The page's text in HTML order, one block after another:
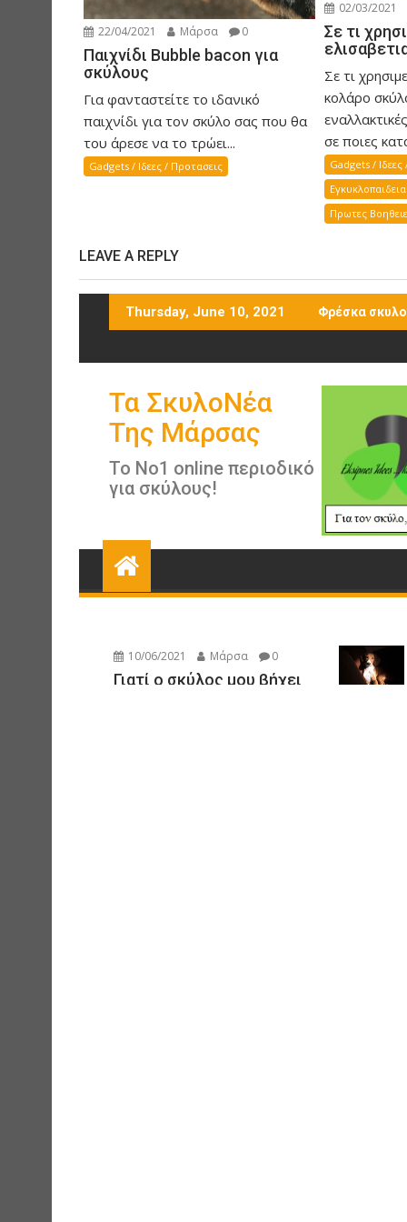
o
n
22/04/2021 Μάρσα 0
Παιχνίδι Bubble bacon για
σκύλους
Για φανταστείτε το ιδανικό
παιχνίδι για τον σκύλο σας που θα
του άρεσε να το τρώει...
Gadgets / Ιδεες / Προτασεις
02/03/2021
Σε τι
Σε τι
κολάρο
σε ποιες
Gadgets /
Εγκυκλοπαιδεια
Πρωτες
LEAVE A REPLY